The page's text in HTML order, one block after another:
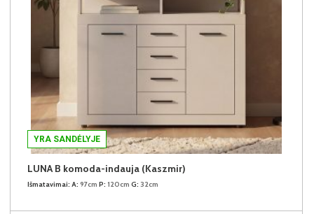
YRA SANDĖLYJE
LUNA B komoda-indauja (Kaszmir)
Išmatavimai: A: 97cm P: 120cm G: 32cm